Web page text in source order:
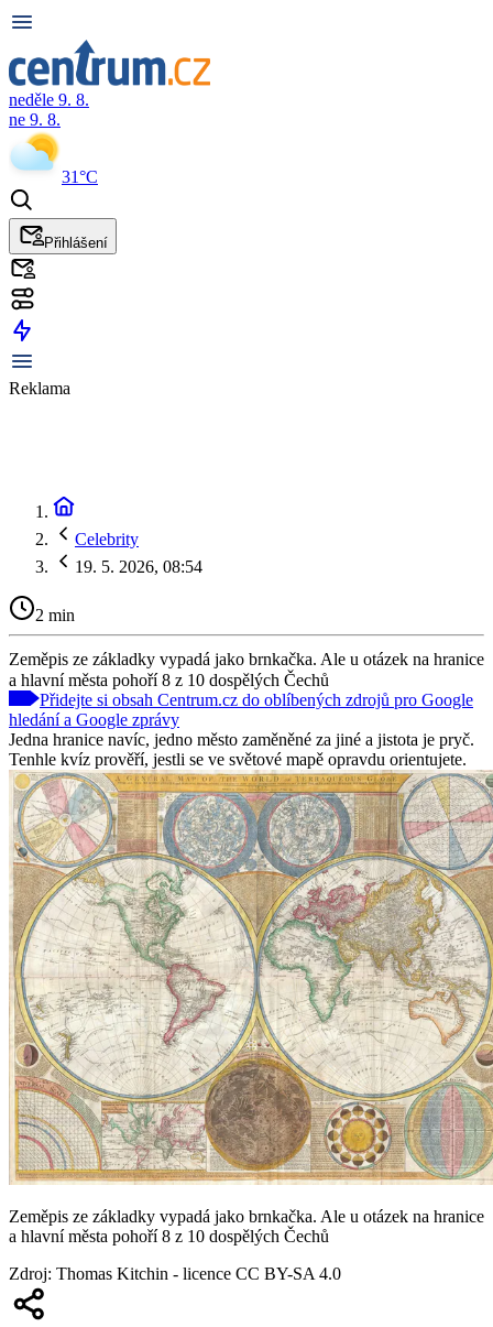
neděle 9. 8.
ne 9. 8.
31°C
Přihlášení
Reklama
Celebrity
19. 5. 2026, 08:54
2 min
Zeměpis ze základky vypadá jako brnkačka. Ale u otázek na hranice
a hlavní města pohoří 8 z 10 dospělých Čechů
Přidejte si obsah Centrum.cz do oblíbených zdrojů pro Google
hledání a Google zprávy
Jedna hranice navíc, jedno město zaměněné za jiné a jistota je pryč.
Tenhle kvíz prověří, jestli se ve světové mapě opravdu orientujete.
Zeměpis ze základky vypadá jako brnkačka. Ale u otázek na hranice
a hlavní města pohoří 8 z 10 dospělých Čechů
Zdroj: Thomas Kitchin - licence CC BY-SA 4.0